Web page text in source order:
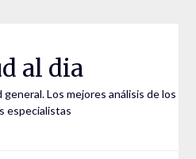
al dia
Los mejores análisis de los
especialistas